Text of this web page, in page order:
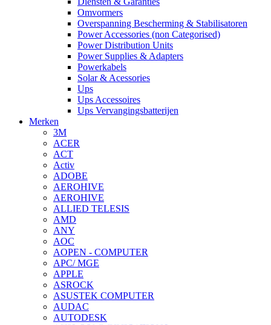
Omvormers
Overspanning Bescherming & Stabilisatoren
Power Accessories (non Categorised)
Power Distribution Units
Power Supplies & Adapters
Powerkabels
Solar & Acessories
Ups
Ups Accessoires
Ups Vervangingsbatterijen
Merken
3M
ACER
ACT
Activ
ADOBE
AEROHIVE
AEROHIVE
ALLIED TELESIS
AMD
ANY
AOC
AOPEN - COMPUTER
APC/ MGE
APPLE
ASROCK
ASUSTEK COMPUTER
AUDAC
AUTODESK